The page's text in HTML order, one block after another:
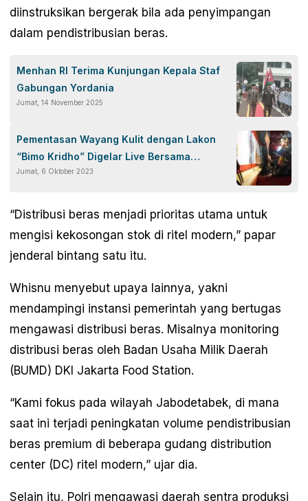
diinstruksikan bergerak bila ada penyimpangan
dalam pendistribusian beras.
Menhan RI Terima Kunjungan Kepala Staf
Gabungan Yordania
Jumat, 14 November 2025
Pementasan Wayang Kulit dengan Lakon
“Bimo Kridho” Digelar Live Bersama
Panglima TNI
Jumat, 6 Oktober 2023
“Distribusi beras menjadi prioritas utama untuk
mengisi kekosongan stok di ritel modern,” papar
jenderal bintang satu itu.
Whisnu menyebut upaya lainnya, yakni
mendampingi instansi pemerintah yang bertugas
mengawasi distribusi beras. Misalnya monitoring
distribusi beras oleh Badan Usaha Milik Daerah
(BUMD) DKI Jakarta Food Station.
“Kami fokus pada wilayah Jabodetabek, di mana
saat ini terjadi peningkatan volume pendistribusian
beras premium di beberapa gudang distribution
center (DC) ritel modern,” ujar dia.
Selain itu, Polri mengawasi daerah sentra produksi